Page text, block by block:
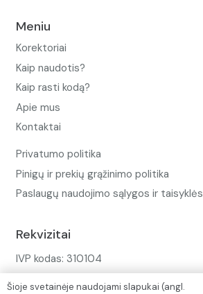
Meniu
Korektoriai
Kaip naudotis?
Kaip rasti kodą?
Apie mus
Kontaktai
Privatumo politika
Pinigų ir prekių grąžinimo politika
Paslaugų naudojimo sąlygos ir taisyklės
Rekvizitai
IVP kodas: 310104
Šioje svetainėje naudojami slapukai (angl.